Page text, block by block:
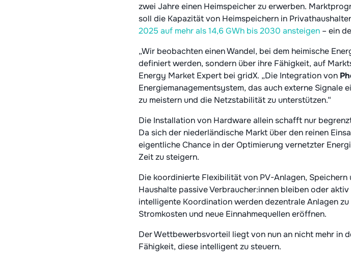
zwei Jahre einen Heimspeicher zu erwerben.
soll die Kapazität von Heimspeichern in
2025 auf mehr als 14,6 GWh bis 2030 ansteigen – ein
„Wir beobachten einen Wandel, bei dem heimische
definiert werden, sondern über ihre Fähigkeit, auf
Energy Market Expert bei gridX. „Die Integration von
Energiemanagementsystem, das auch externe
zu meistern und die Netzstabilität zu unterstützen.“
Die Installation von Hardware allein schafft nur
Da sich der niederländische Markt über den reinen
eigentliche Chance in der Optimierung vernetzter
Zeit zu steigern.
Die koordinierte Flexibilität von PV-Anlagen,
Haushalte passive Verbraucher:innen bleiben oder
intelligente Koordination werden dezentrale Anlagen
Stromkosten und neue Einnahmequellen eröffnen.
Der Wettbewerbsvorteil liegt von nun an nicht mehr in
Fähigkeit, diese intelligent zu steuern.